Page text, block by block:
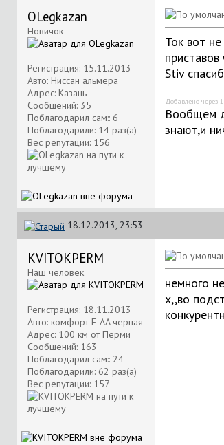
OLegkazan
Новичок
Регистрация: 15.11.2013
Авто: Ниссан альмера
Адрес: Казань
Сообщений: 35
Поблагодарил сам:: 6
Поблагодарили: 14 раз(а)
Вес репутации: 156
Ток вот
приставов
Stiv
Добавлено через
Вообщем
знают,и
18.12.2013, 23:53
KVITOKPERM
Наш человек
Регистрация: 18.11.2013
Авто: комфорт F-AA черная
Адрес: 100 км от Перми
Сообщений: 163
Поблагодарил сам:: 24
Поблагодарили: 62 раз(а)
Вес репутации: 157
немного
х,,во